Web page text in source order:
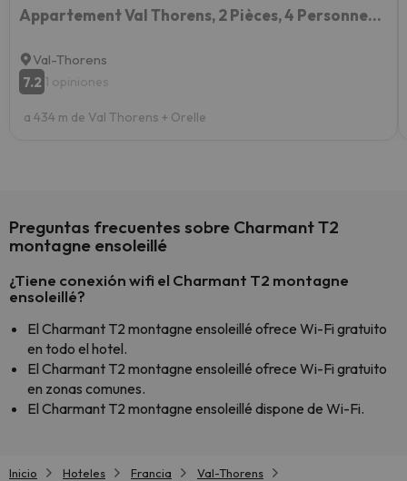
Appartement Val Thorens, 2 Pièces, 4 Personnes - Fr-1-637-69
Val-Thorens
7.2 1 opiniones
a 434 m de Val Thorens + Orelle
Preguntas frecuentes sobre Charmant T2
montagne ensoleillé
¿Tiene conexión wifi el Charmant T2 montagne
ensoleillé?
El Charmant T2 montagne ensoleillé ofrece Wi-Fi gratuito
en todo el hotel.
El Charmant T2 montagne ensoleillé ofrece Wi-Fi gratuito
en zonas comunes.
El Charmant T2 montagne ensoleillé dispone de Wi-Fi.
Inicio Hoteles Francia
Val-Thorens